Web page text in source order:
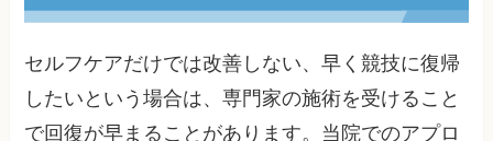
セルフケアだけでは改善しない、早く競技に復帰
したいという場合は、専門家の施術を受けること
で回復が早まることがあります。当院でのアプロ